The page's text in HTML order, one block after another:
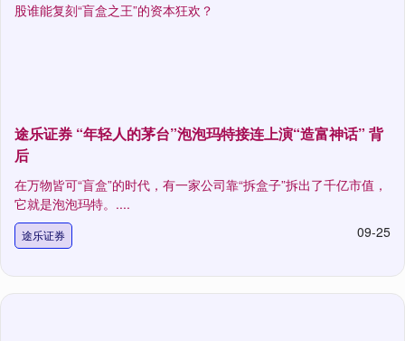
途乐证券 “年轻人的茅台”泡泡玛特接连上演“造富神话” 背
后
在万物皆可“盲盒”的时代，有一家公司靠“拆盒子”拆出了千亿市值，
它就是泡泡玛特。....
途乐证券 09-25